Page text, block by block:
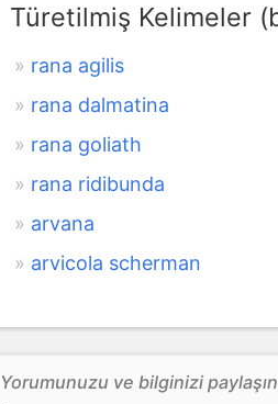
Türetilmiş Kelimeler
rana agilis
rana dalmatina
rana goliath
rana ridibunda
arvana
arvicola scherman
Yorumunuzu ve bilginizi paylaşın